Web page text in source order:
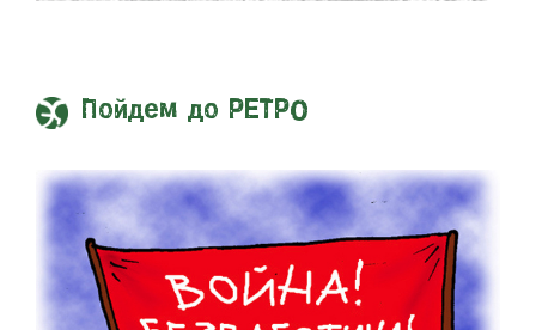
Пойдем до РЕТРО